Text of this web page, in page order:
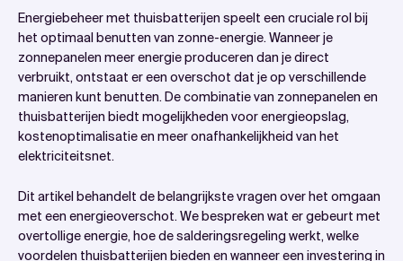
Wanneer loont een thuisbatterij het meest voor
energieopslag?
Hoe wattslimmer helpt met thuisbatterij-
oplossingen
Energiebeheer met thuisbatterijen speelt een cruciale rol bij
het optimaal benutten van zonne-energie. Wanneer je
zonnepanelen meer energie produceren dan je direct
verbruikt, ontstaat er een overschot dat je op verschillende
manieren kunt benutten. De combinatie van zonnepanelen en
thuisbatterijen biedt mogelijkheden voor energieopslag,
kostenoptimalisatie en meer onafhankelijkheid van het
elektriciteitsnet.
Dit artikel behandelt de belangrijkste vragen over het omgaan
met een energieoverschot. We bespreken wat er gebeurt met
overtollige energie, hoe de salderingsregeling werkt, welke
voordelen thuisbatterijen bieden en wanneer een investering in